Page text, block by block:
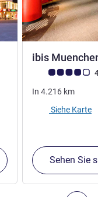
ibis
Note
In 4.216 km
Siehe Karte
Sehen Sie